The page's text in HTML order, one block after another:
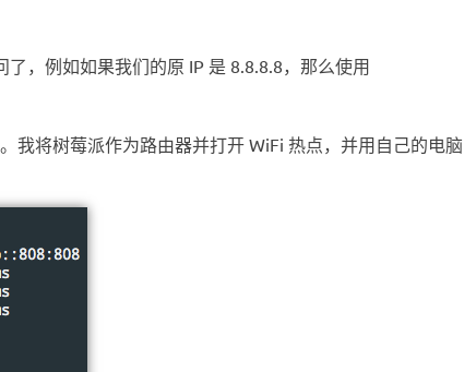
，例如如果我们的原 IP 是 8.8.8.8，那么使用
我将树莓派作为路由器并打开 WiFi 热点，并用自己的电脑